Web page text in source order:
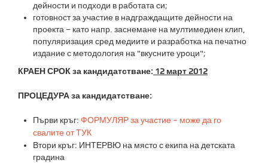
дейности и подходи в работата си;
готовност за участие в надграждащите дейности на
проекта – като напр. заснемане на мултимедиен клип,
популяризация сред медиите и разработка на печатно
издание с методология на "вкусните уроци";
КРАЕН СРОК за кандидатстване: 12 март 2012
ПРОЦЕДУРА за кандидатстване:
Първи кръг: ФОРМУЛЯР за участие – може да го
свалите от ТУК
Втори кръг: ИНТЕРВЮ на място с екипа на детската
градина